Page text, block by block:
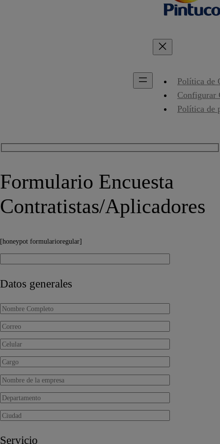
Política de
Configurar
Política de
Formulario Encuesta
Contratistas/Aplicadores
[honeypot formularioregular]
Datos generales
Servicio